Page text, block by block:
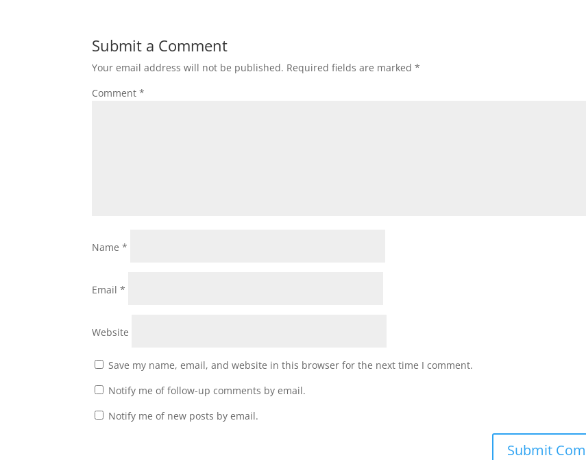
Submit a Comment
Your email address will not be published. Required fields are marked*
Comment*
Name*
Email*
Website
Save my name, email, and website in this browser for the next time I comment.
Notify me of follow-up comments by email.
Notify me of new posts by email.